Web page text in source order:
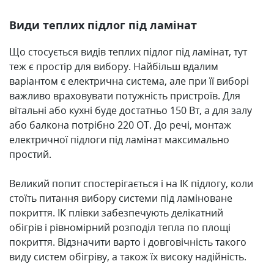
Види теплих підлог під ламінат
Що стосується видів теплих підлог під ламінат, тут
теж є простір для вибору. Найбільш вдалим
варіантом є електрична система, але при її виборі
важливо враховувати потужність пристроїв. Для
вітальні або кухні буде достатньо 150 Вт, а для залу
або балкона потрібно 220 ОТ. До речі, монтаж
електричної підлоги під ламінат максимально
простий.
Великий попит спостерігається і на ІК підлогу, коли
стоїть питання вибору системи під ламіноване
покриття. ІК плівки забезпечують делікатний
обігрів і рівномірний розподіл тепла по площі
покриття. Відзначити варто і довговічність такого
виду систем обігріву, а також їх високу надійність.